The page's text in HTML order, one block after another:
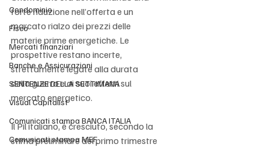
Condominio
Fisco
Mercati finanziari
Banche e Assicurazioni
SENTENZE DELLA SETTIMANA
Visual Capitalist
Comunicati stampa BANCA ITALIA
Comunicati stampa MEF
forte riduzione nell’offerta e un
marcato rialzo dei prezzi delle
materie prime energetiche. Le
prospettive restano incerte,
strettamente legate alla durata
della guerra e ai suoi effetti sul
mercato energetico.
Il Pil italiano, è cresciuto, secondo la
stima preliminare del primo trimestre